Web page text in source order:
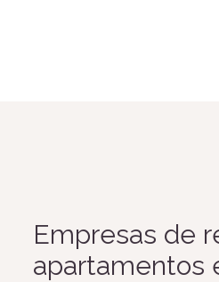
Empresas de
apartamentos